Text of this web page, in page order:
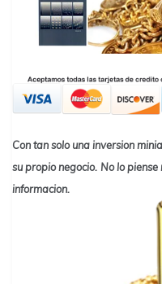
Con tan solo una inversion
su propio negocio. No lo
informacion.